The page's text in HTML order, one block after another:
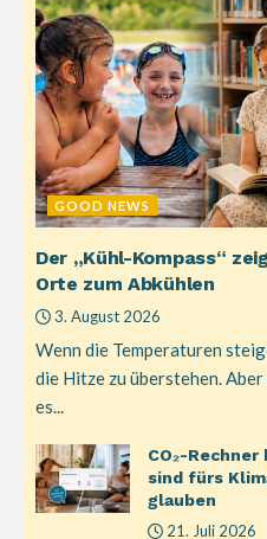
GOOD NEWS
Der „Kühl-Kompass“
Orte zum Abkühlen
3. August 2026
Wenn die Temperaturen
die Hitze zu überstehen.
es...
CO₂-
sind fürs
glauben
21. Juli 2026